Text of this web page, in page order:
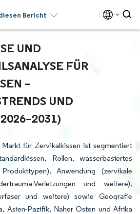
Bericht
UND M
FÜR Z
– W
UND P
für Zervikalkissen ist segmentiert
Rollen, wasserbasiertes
Anwendung (zervikale
Verletzungen und weitere),
und weitere) sowie Geografie
Asien-Pazifik, Naher Osten und Afrika